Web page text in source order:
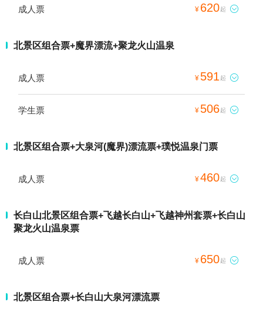
成人票 ¥ 620起 
北景区组合票+魔界漂流+聚龙火山温泉
成人票 ¥ 591 起 
学生票 ¥ 506起 
北景区组合票+大泉河(魔界)漂流票+璞悦温泉门票
成人票 ¥460起 
长白山北景区组合票+飞越长白山+飞越神州套票+长白山
聚龙火山温泉票
成人票 ¥ 650起 
北景区组合票+长白山大泉河漂流票